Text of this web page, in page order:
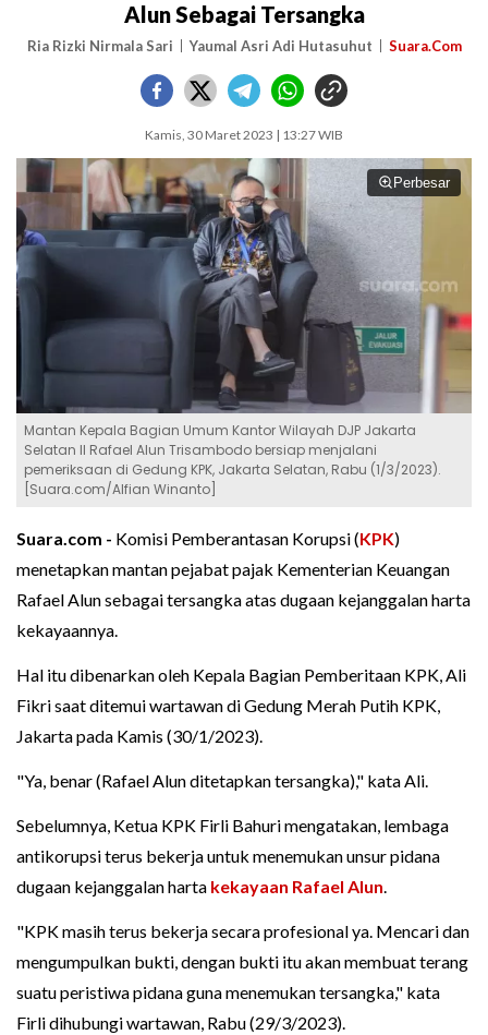
Alun Sebagai Tersangka
Ria Rizki Nirmala Sari Yaumal Asri Adi Hutasuhut Suara.Com
Kamis, 30 Maret 2023 | 13:27 WIB
Perbesar
Mantan Kepala Bagian Umum Kantor Wilayah DJP Jakarta
Selatan II Rafael Alun Trisambodo bersiap menjalani
pemeriksaan di Gedung KPK, Jakarta Selatan, Rabu (1/3/2023).
[Suara.com/Alfian Winanto]
Suara.com - Komisi Pemberantasan Korupsi (KPK)
menetapkan mantan pejabat pajak Kementerian Keuangan
Rafael Alun sebagai tersangka atas dugaan kejanggalan harta
kekayaannya.
Hal itu dibenarkan oleh Kepala Bagian Pemberitaan KPK, Ali
Fikri saat ditemui wartawan di Gedung Merah Putih KPK,
Jakarta pada Kamis (30/1/2023).
"Ya, benar (Rafael Alun ditetapkan tersangka)," kata Ali.
Sebelumnya, Ketua KPK Firli Bahuri mengatakan, lembaga
antikorupsi terus bekerja untuk menemukan unsur pidana
dugaan kejanggalan harta kekayaan Rafael Alun.
"KPK masih terus bekerja secara profesional ya. Mencari dan
mengumpulkan bukti, dengan bukti itu akan membuat terang
suatu peristiwa pidana guna menemukan tersangka," kata
Firli dihubungi wartawan, Rabu (29/3/2023).